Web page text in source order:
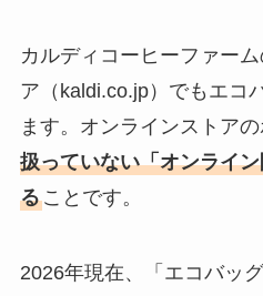
カルディコーヒーファー
ア（kaldi.co.jp）でもエコ
ます。オンラインストアの
扱っていない「オンライ
ることです。
2026年現在、「エコバッ